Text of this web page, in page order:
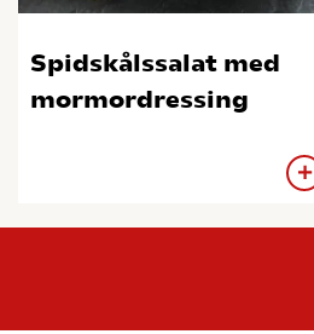
Spidskålssalat med
mormordressing